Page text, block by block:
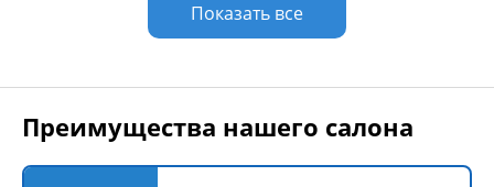
Показать все
Преимущества нашего салона